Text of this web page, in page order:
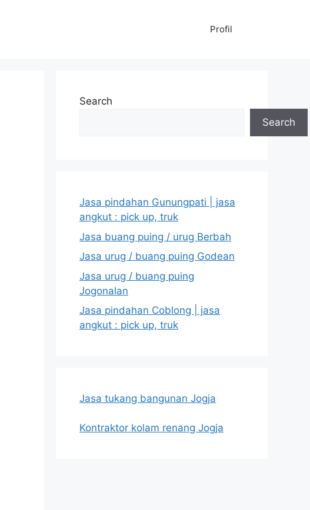
Profil
Search
Search
Jasa pindahan Gunungpati | jasa
angkut : pick up, truk
Jasa buang puing / urug Berbah
Jasa urug / buang puing Godean
Jasa urug / buang puing
Jogonalan
Jasa pindahan Coblong | jasa
angkut : pick up, truk
Jasa tukang bangunan Jogja
Kontraktor kolam renang Jogja